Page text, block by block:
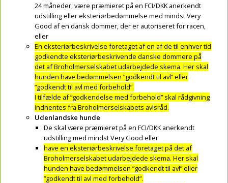
24 måneder, være præmieret på en FCI/DKK anerkendt
udstilling eller eksteriørbedømmelse med mindst Very
Good af en dansk dommer, der er autoriseret for racen,
eller
En eksteriørbeskrivelse foretaget af en af de til enhver tid
godkendte eksteriørbeskrivende danske dommere på
det af Broholmerselskabet udarbejdede skema. Her skal
hunden have bedømmelsen ”godkendt til avl” eller
”godkendt til avl med forbehold”.
I tilfælde af ”godkendelse med forbehold” skal rådgivning
indhentes fra Broholmerselskabets avlsråd.
Udenlandske hunde
De skal være præmieret på en FCI/DKK anerkendt
udstilling med mindst Very Good eller
have en eksteriørbeskrivelse foretaget på det af
Broholmerselskabet udarbejdede skema. Her skal
hunden have bedømmelsen ”godkendt til avl” eller
”godkendt til avl med forbehold”.